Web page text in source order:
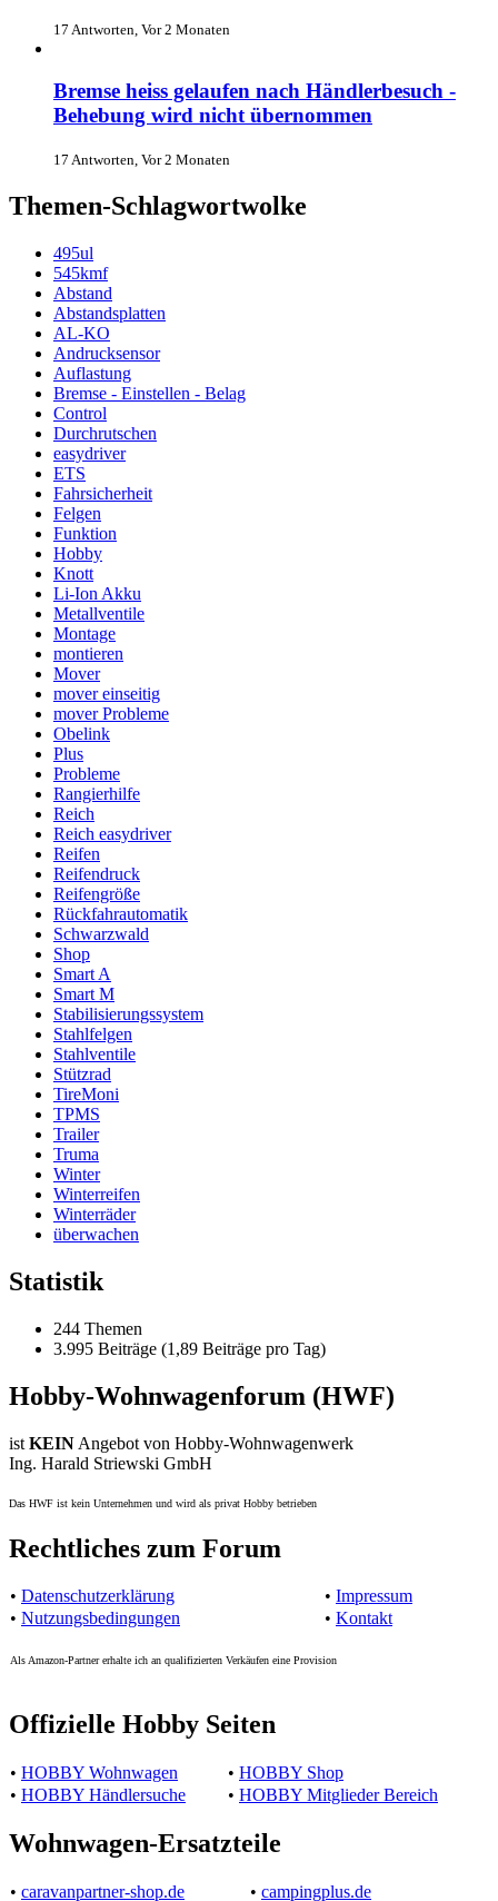
17 Antworten, Vor 2 Monaten
Bremse heiss gelaufen nach Händlerbesuch -
Behebung wird nicht übernommen
17 Antworten, Vor 2 Monaten
Themen-Schlagwortwolke
495ul
545kmf
Abstand
Abstandsplatten
AL-KO
Andrucksensor
Auflastung
Bremse - Einstellen - Belag
Control
Durchrutschen
easydriver
ETS
Fahrsicherheit
Felgen
Funktion
Hobby
Knott
Li-Ion Akku
Metallventile
Montage
montieren
Mover
mover einseitig
mover Probleme
Obelink
Plus
Probleme
Rangierhilfe
Reich
Reich easydriver
Reifen
Reifendruck
Reifengröße
Rückfahrautomatik
Schwarzwald
Shop
Smart A
Smart M
Stabilisierungssystem
Stahlfelgen
Stahlventile
Stützrad
TireMoni
TPMS
Trailer
Truma
Winter
Winterreifen
Winterräder
überwachen
Statistik
244 Themen
3.995 Beiträge (1,89 Beiträge pro Tag)
Hobby-Wohnwagenforum (HWF)
ist KEIN Angebot von Hobby-Wohnwagenwerk
Ing. Harald Striewski GmbH
Das HWF ist kein Unternehmen und wird als privat Hobby betrieben
Rechtliches zum Forum
• Datenschutzerklärung • Impressum
• Nutzungsbedingungen • Kontakt
Als Amazon-Partner erhalte ich an qualifizierten Verkäufen eine Provision
Offizielle Hobby Seiten
• HOBBY Wohnwagen • HOBBY Shop
• HOBBY Händlersuche • HOBBY Mitglieder Bereich
Wohnwagen-Ersatzteile
• caravanpartner-shop.de • campingplus.de